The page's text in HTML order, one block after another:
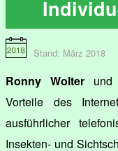
Stand: März 2018
Ronny Wolterund
Vorteile des
ausführlicher
Insekten- und